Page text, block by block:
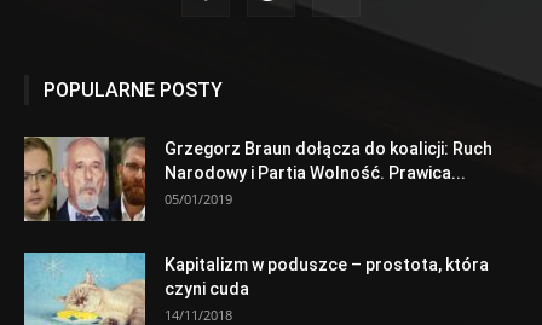
POPULARNE POSTY
Grzegorz Braun dołącza do koalicji: Ruch
Narodowy i Partia Wolność. Prawica...
05/01/2019
Kapitalizm w poduszce – prostota, która
czyni cuda
14/11/2018